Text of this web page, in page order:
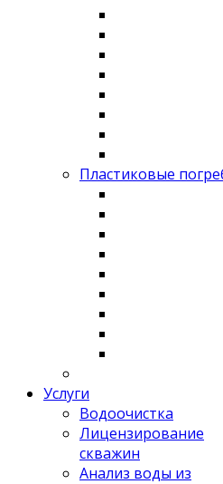
Пластиковые
Услуги
Водоочистка
Лицензирование
скважин
Анализ воды из